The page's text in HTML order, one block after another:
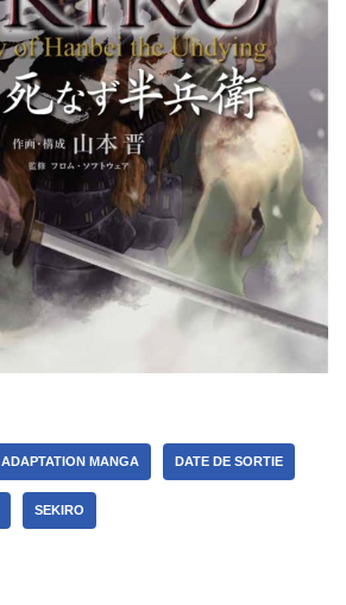
ADAPTATION MANGA DATE DE SORTIE
SEKIRO